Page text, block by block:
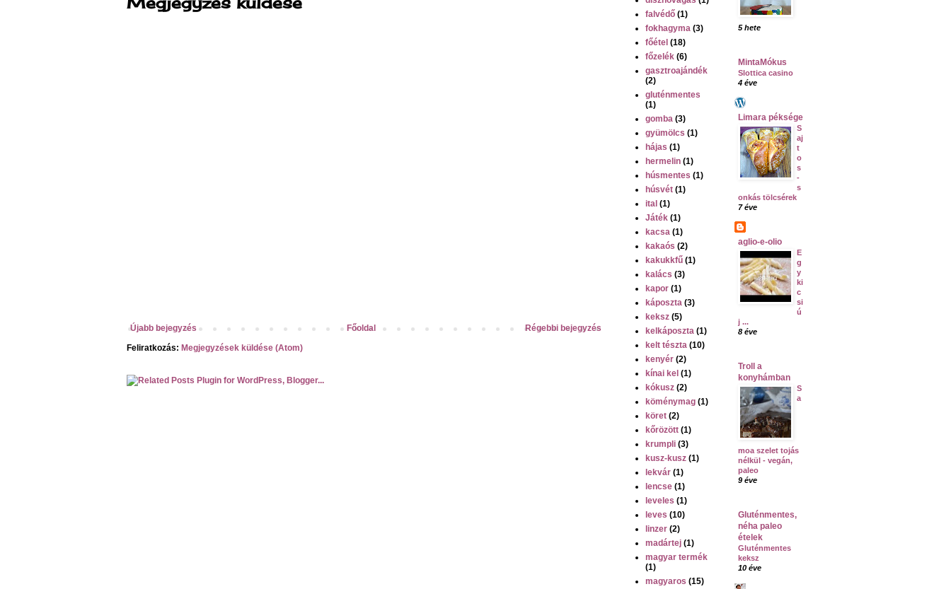
Újabb bejegyzés Régebbi bejegyzés
Főoldal
Feliratkozás: Megjegyzések küldése (Atom)
falvédő (1)
fokhagyma (3)
főétel (18)
főzelék (6)
gasztroajándék
(2)
gluténmentes
(1)
gomba (3)
gyümölcs (1)
hájas (1)
hermelin (1)
húsmentes (1)
húsvét (1)
ital (1)
Játék (1)
kacsa (1)
kakaós (2)
kakukkfű (1)
kalács (3)
kapor (1)
káposzta (3)
keksz (5)
kelkáposzta (1)
kelt tészta (10)
kenyér (2)
kínai kel (1)
kókusz (2)
köménymag (1)
köret (2)
kőrözött (1)
krumpli (3)
kusz-kusz (1)
lekvár (1)
lencse (1)
leveles (1)
leves (10)
linzer (2)
madártej (1)
magyar termék
(1)
magyaros (15)
5 hete
MintaMókus
Slottica casino
4 éve
Limara péksége
S
aj
t
o
s
-
s
onkás tölcsérek
7 éve
aglio-e-olio
E
g
y
ki
c
si
ú
j ...
8 éve
Troll a
konyhámban
S
a
moa szelet tojás
nélkül - vegán,
paleo
9 éve
Gluténmentes,
néha paleo
ételek
Gluténmentes
keksz
10 éve